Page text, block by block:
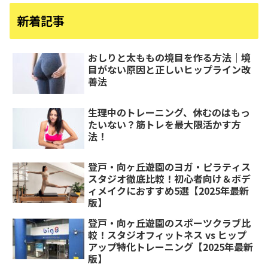
新着記事
おしりと太ももの境目を作る方法｜境
目がない原因と正しいヒップライン改
善法
生理中のトレーニング、休むのはもっ
たいない？筋トレを最大限活かす方
法！
登戸・向ヶ丘遊園のヨガ・ピラティス
スタジオ徹底比較！初心者向け＆ボデ
ィメイクにおすすめ5選【2025年最新
版】
登戸・向ヶ丘遊園のスポーツクラブ比
較！スタジオフィットネス vs ヒップ
アップ特化トレーニング【2025年最新
版】